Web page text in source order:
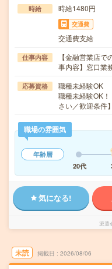
時給 時給1480円
交通費
交通費支給
仕事内容
【金融営業店
事内容】窓口業
応募資格
職種未経験OK
職種未経験OK
さい／歓迎条件
職場の雰囲気
年齢層
20代
気になる!
派遣
未読 掲載日 2026/08/06